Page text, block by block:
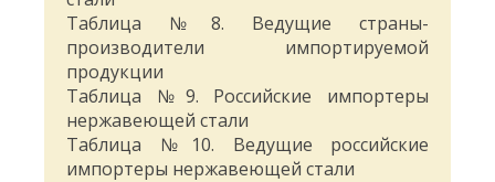
Таблица №8. Ведущие страны-
производители импортируемой
продукции
Таблица №9. Российские импортеры
нержавеющей стали
Таблица №10. Ведущие российские
импортеры нержавеющей стали